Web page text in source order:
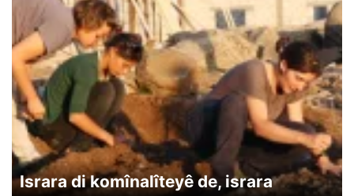
Israra di komînalîteyê de, israra